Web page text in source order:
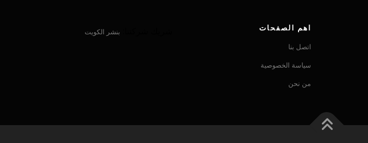
اهم الصفحات
اتصل بنا
سياسة الخصوصية
من نحن
بنشر الكويت